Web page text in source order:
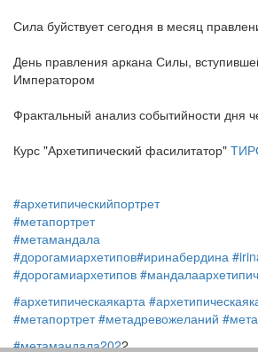
Сила буйствует сегодня в месяц
День правления аркана Силы,
Императором
Фрактальный анализ событийности дня
Курс "Архетипический фасилитатор"
#архетипическийпортрет
#метапортрет
#метамандала
#дорогамиархетипов#иринабердина
#дорогамиархетипов
#архетипическаякарта
#метапортрет #метадревожеланий
#метамандала2022